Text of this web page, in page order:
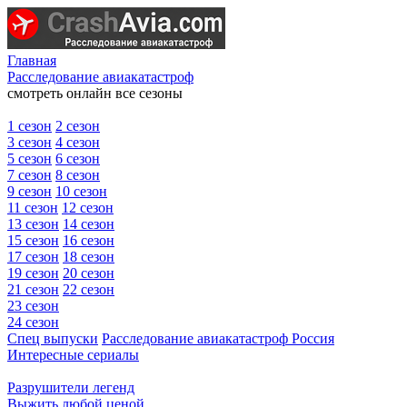
Главная
Расследование авиакатастроф
смотреть онлайн все сезоны
1 сезон 2 сезон
3 сезон 4 сезон
5 сезон 6 сезон
7 сезон 8 сезон
9 сезон 10 сезон
11 сезон 12 сезон
13 сезон 14 сезон
15 сезон 16 сезон
17 сезон 18 сезон
19 сезон 20 сезон
21 сезон 22 сезон
23 сезон
24 сезон
Спец выпуски Расследование авиакатастроф Россия
Интересные сериалы
Разрушители легенд
Выжить любой ценой